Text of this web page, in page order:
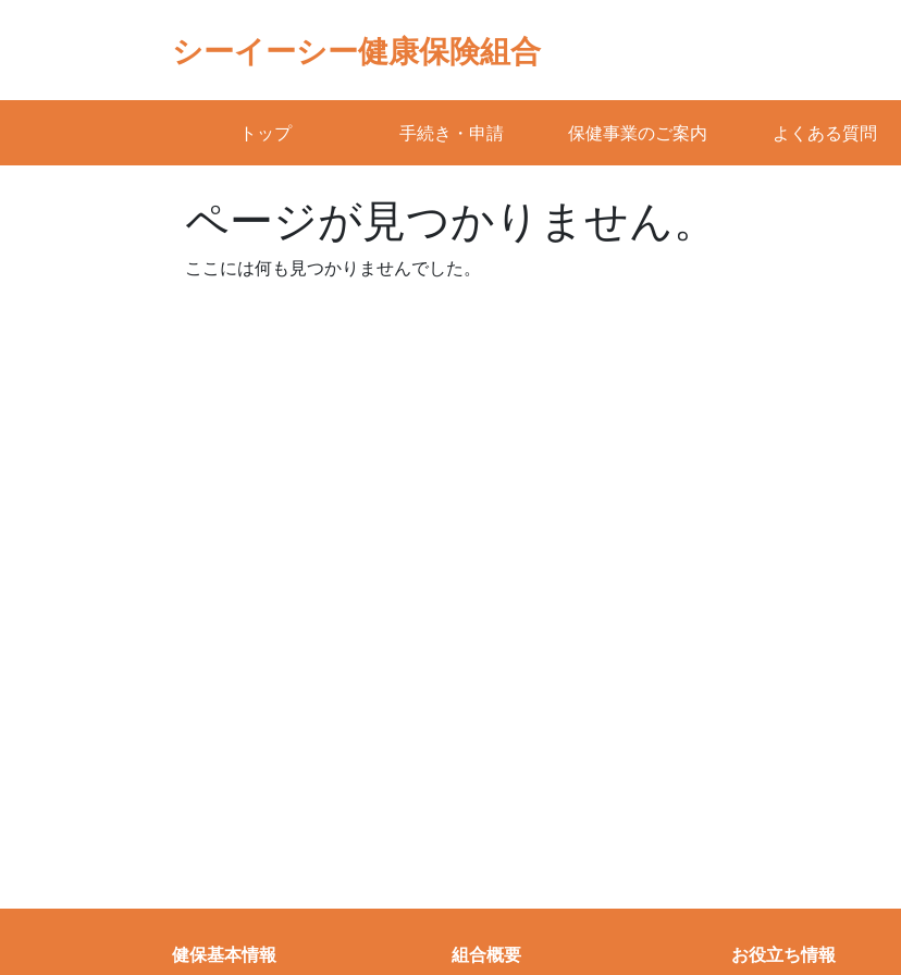
シーイーシー健康保険組合
トップ 手続き・申請 保健事業のご案内 よくある質問
ページが見つかりません。
ここには何も見つかりませんでした。
健保基本情報 組合概要 お役立ち情報